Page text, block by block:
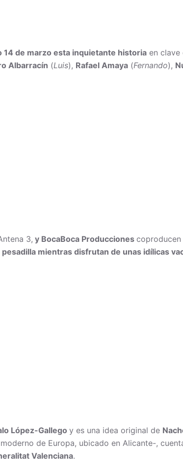
de marzo esta inquietante historia en clave
Albarracín (Luis), Rafael Amaya (Fernando),
3, y BocaBoca Producciones
mientras disfrutan de unas idílicas
López-Gallegoy es una idea original de
de Europa, ubicado en Alicante-,
Valenciana.